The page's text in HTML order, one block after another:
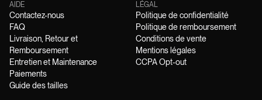
AIDE
Contactez-nous
FAQ
Livraison, Retour et
Remboursement
Entretien et Maintenance
Paiements
Guide des tailles
LÉGAL
Politique de confidentialité
Politique de remboursement
Conditions de vente
Mentions légales
CCPA Opt-out